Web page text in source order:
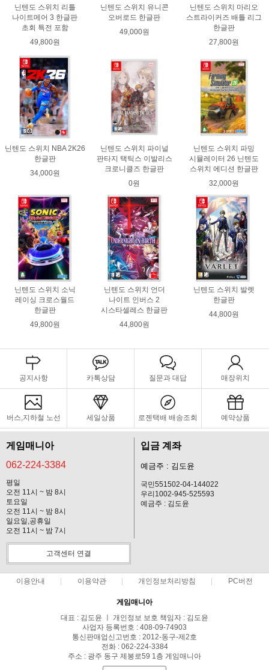
닌텐도 스위치 리틀
나이트메어 3 한글판
초회 특전 포함
49,800원
닌텐도 스위치 유니콘
오버로드 한글판
49,000원
닌텐도 스위치 마리오
스트라이커즈 배틀 리그
한글판
27,800원
닌텐도 스위치 NBA 2K26
한글판
34,000원
닌텐도 스위치 파이널
판타지 택틱스 이발리스
크로니클즈 한글판
0원
닌텐도 스위치 파밍
시뮬레이터 26 닌텐도
스위치 에디션 한글판
32,000원
닌텐도 스위치 소닉
레이싱 크로스월드
한글판
49,800원
닌텐도 스위치 언더
나이트 인버스 2
시스타셀레스 한글판
44,800원
닌텐도 스위치 발렛
한글판
44,800원
공지사항 카톡상담 질문과 대답 매장위치
버스,지하철 노선 세일상품 로젠택배 배송조회 예약상품
게임매니아
062-224-3384
평일
오전 11시 ~ 밤 8시
토요일
오전 11시 ~ 밤 8시
일요일,공휴일
오전 11시 ~ 밤 7시
입금 계좌
예금주 : 김도윤
국민551502-04-144022
우리1002-945-525593
예금주 : 김도윤
고객센터 연결
이용안내 이용약관 개인정보처리방침 PC버전
게임매니아
대표 : 김도윤 ㅣ 개인정보 보호 책임자 : 김도윤
사업자 등록번호 : 408-09-74903
통신판매업신고번호 : 2012-동구-제2호
전화 : 062-224-3384
주소 : 광주 동구 제봉로59 1층 게임매니아